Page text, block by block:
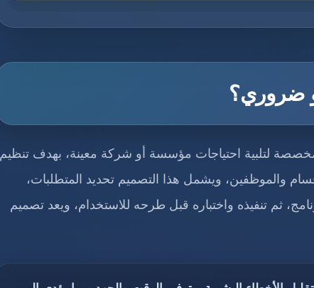
ضروري؟
لتلبية احتياجات مؤسسة أو شركة معينة، بهدف تنظيم
والموظفين، ويشمل هذا التصميم تحديد المتطلبات،
ثم تنفيذه واختباره قبل طرحه للاستخدام، ويعد تصميم